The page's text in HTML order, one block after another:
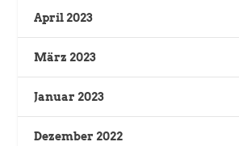
April 2023
März 2023
Januar 2023
Dezember 2022